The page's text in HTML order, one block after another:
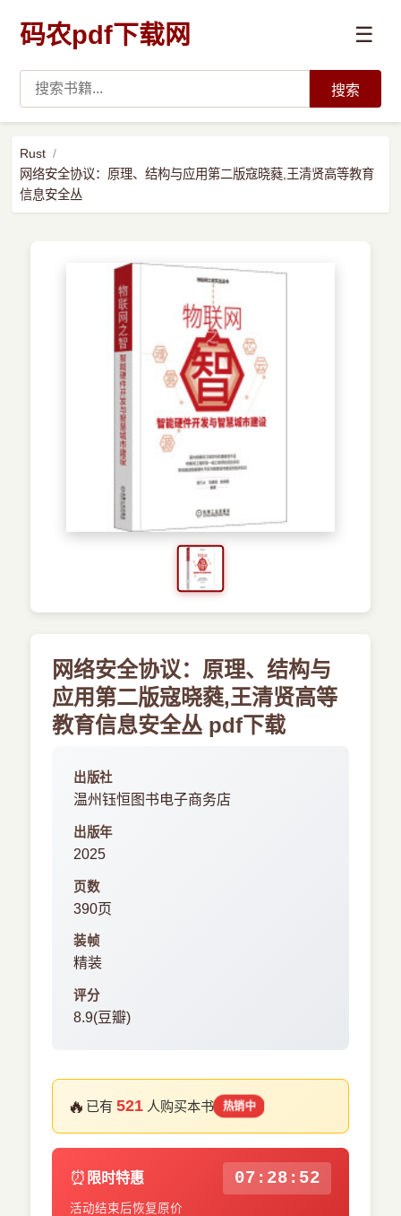
码农pdf下载网 ☰
数据科学与人工智能
搜索
Rust
网络安全协议：原理、结构与应用第二版寇晓蕤,王清贤高等教育
信息安全丛
网络安全协议：原理、结构与
应用第二版寇晓蕤,王清贤高等
教育信息安全丛 pdf下载
出版社
温州钰恒图书电子商务店
出版年
2025
页数
390页
装帧
精装
评分
8.9(豆瓣)
🔥 已有521 人购买本书 热销中
⏰ 限时特惠 07:28:52
活动结束后恢复原价